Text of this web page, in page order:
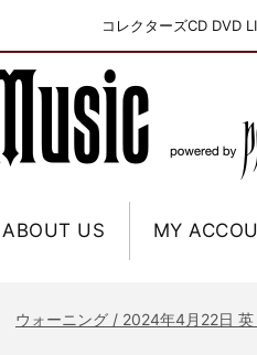
コレクターズCD DVD
ABOUT US MY
ジャーニー / 1979年5月8+9日 コ
ウォーニング / 2024年4月22日 英